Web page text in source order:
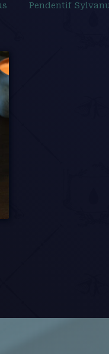
Pendentif